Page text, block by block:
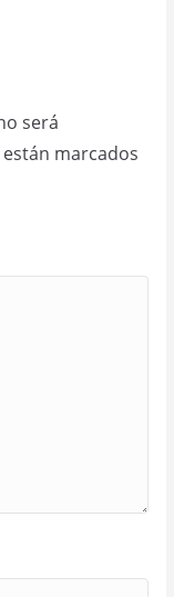
será
marcados